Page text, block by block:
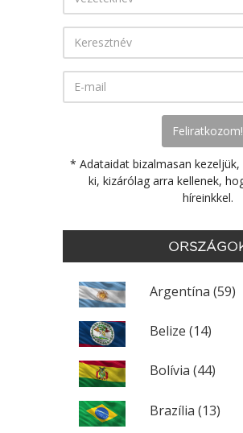
* Adataidat bizalmasan
ki, kizárólag arra kellenek,
híreinkkel.
Argentína (59)
Belize (14)
Bolívia (44)
Brazília (13)